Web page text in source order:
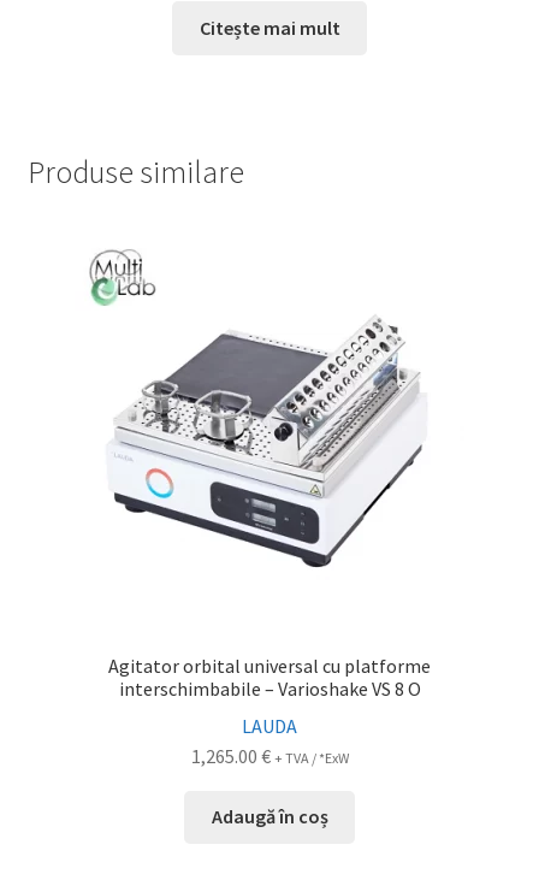
Citește mai mult
Produse similare
Agitator orbital universal cu platforme
interschimbabile – Varioshake VS 8 O
LAUDA
1,265.00 € + TVA / *ExW
Adaugă în coș